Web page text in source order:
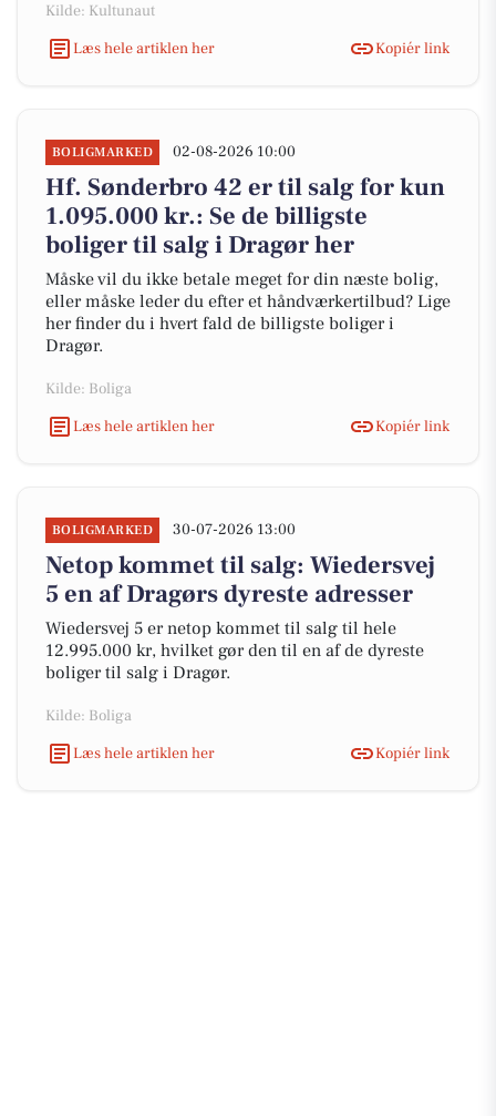
Kilde: Kultunaut
Læs hele artiklen her
Kopiér link
BOLIGMARKED 02-08-2026 10:00
Hf. Sønderbro 42 er til salg for kun
1.095.000 kr.: Se de billigste
boliger til salg i Dragør her
Måske vil du ikke betale meget for din næste bolig,
eller måske leder du efter et håndværkertilbud? Lige
her finder du i hvert fald de billigste boliger i
Dragør.
Kilde: Boliga
Læs hele artiklen her
Kopiér link
BOLIGMARKED 30-07-2026 13:00
Netop kommet til salg: Wiedersvej
5 en af Dragørs dyreste adresser
Wiedersvej 5 er netop kommet til salg til hele
12.995.000 kr, hvilket gør den til en af de dyreste
boliger til salg i Dragør.
Kilde: Boliga
Læs hele artiklen her
Kopiér link